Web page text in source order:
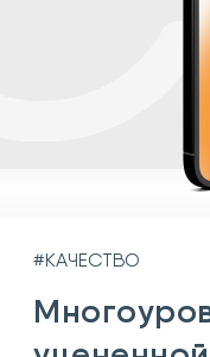
#КАЧЕСТВО